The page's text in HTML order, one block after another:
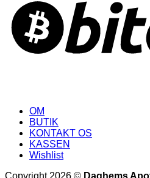
OM
BUTIK
KONTAKT OS
KASSEN
Wishlist
Copyright 2026 © Daghems